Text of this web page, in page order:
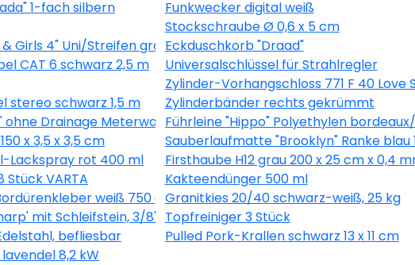
1-fach silbern
Funkwecker digital weiß
Stockschraube Ø 0,6 x 5 cm
Girls 4" Uni/Streifen grau 10,05 x 0,53 m
Eckduschkorb "Draad"
CAT 6 schwarz 2,5 m
Universalschlüssel für Strahlregler
Zylinder-Vorhangschloss 771 F 40 Love
stereo schwarz 1,5 m
Zylinderbänder rechts gekrümmt
ohne Drainage Meterware grau, Breite 400 cm
Führleine "Hippo" Polyethylen
x 3,5 x 3,5 cm
Sauberlaufmatte "Brooklyn" Ranke blau
Lackspray rot 400 ml
Firsthaube H12 grau 200 x 25 cm x 0,4
Stück VARTA
Kakteendünger 500 ml
weiß 750 g Granitkies 20/40 schwarz-weiß, 25 kg
mit Schleifstein, 3/8", 1,3 mm, 56 Glieder
Topfreiniger 3 Stück
befliesbar
Pulled Pork-Krallen schwarz 13 x 11 cm
8,2 kW